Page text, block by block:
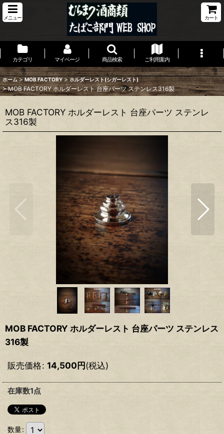
メニュー カート
カテゴリ マイページ 商品検索 ご利用案内
ホーム > MOB FACTORY > ホルダーレスト(シガーレスト)
> MOB FACTORY ホルダーレスト 台座パーツ ステンレス316製
MOB FACTORY ホルダーレスト 台座パーツ ステンレ
ス316製
MOB FACTORY ホルダーレスト 台座パーツ ステンレス
316製
販売価格: 14,500円(税込)
在庫数1点
数量: